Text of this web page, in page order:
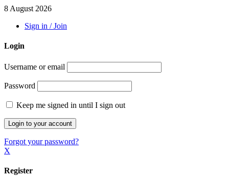
8 August 2026
Sign in / Join
Login
Username or email
Password
Keep me signed in until I sign out
Forgot your password?
X
Register